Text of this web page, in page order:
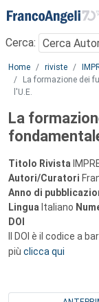
Menu
Cerca:
Main content
Home riviste
La formazione dei
l'U.E.
La
Titolo Rivista
Autori/Curatori
Anno di
Lingua Italiano
DOI
Il DOI è il codice a
più clicca qui